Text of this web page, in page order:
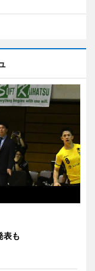
表も